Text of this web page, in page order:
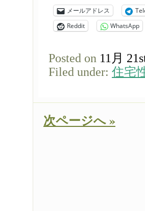
メールアドレス
Reddit
WhatsApp
Posted on 11月
Filed under: 住宅
次ページへ »